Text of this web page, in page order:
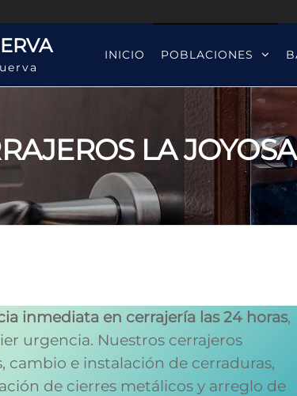
INICIO POBLACIONES
LA JOYOSA
inmediata en cerrajería las 24 horas,
urgencia. Nuestros cerrajeros
cambio e instalación de cerraduras,
de cierres metálicos y arreglo de